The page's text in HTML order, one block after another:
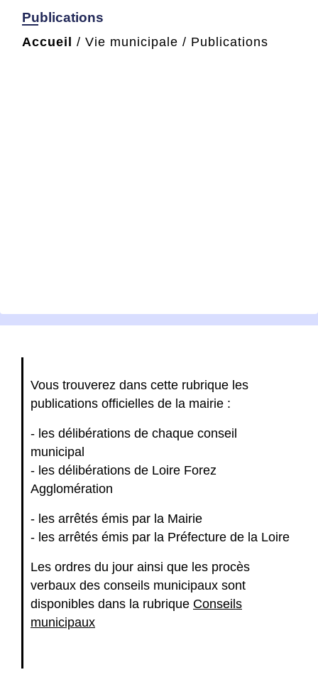
Publications
Accueil / Vie municipale / Publications
Vous trouverez dans cette rubrique les
publications officielles de la mairie :
- les délibérations de chaque conseil
municipal
- les délibérations de Loire Forez
Agglomération
- les arrêtés émis par la Mairie
- les arrêtés émis par la Préfecture de la Loire
Les ordres du jour ainsi que les procès
verbaux des conseils municipaux sont
disponibles dans la rubrique Conseils
municipaux